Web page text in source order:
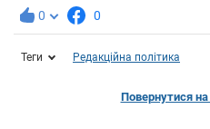
0 0
Теги Редакційна політика
Повернутися на